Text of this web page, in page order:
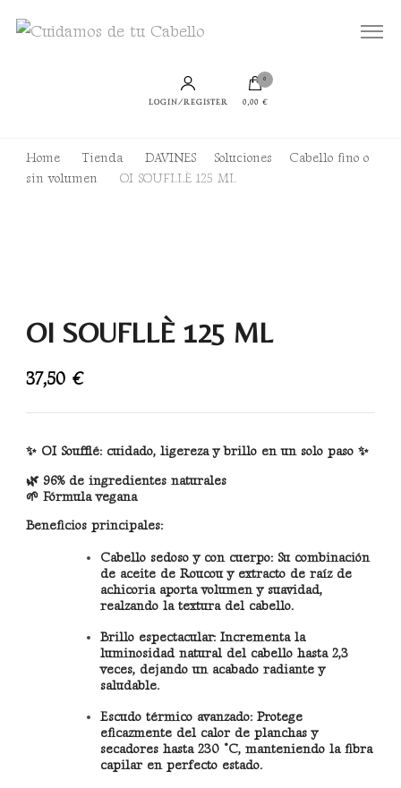
Cuidamos de tu Cabello
Todo lo que necesitas para lucir un cabello bien cuidado, sano y con productos
sostenibles
LOGIN/REGISTER
0
0,00 €
Home Tienda DAVINES Soluciones
Cabello fino o
sin volumen
OI SOUFLLÈ 125 ML
OI SOUFLLÈ 125 ML
37,50 €
✨ OI Soufflé: cuidado, ligereza y brillo en un solo paso ✨
🌿 96% de ingredientes naturales
🌱 Fórmula vegana
Beneficios principales:
Cabello sedoso y con cuerpo: Su combinación
de aceite de Roucouy extracto de raíz de
achicoriaaporta volumen y suavidad,
realzando la textura del cabello.
Brillo espectacular: Incrementa la
luminosidad natural del cabello hasta2,3
veces, dejando un acabado radiante y
saludable.
Escudo térmico avanzado: Protege
eficazmente del calor de planchas y
secadores hasta230 °C, manteniendo la fibra
capilar en perfecto estado.